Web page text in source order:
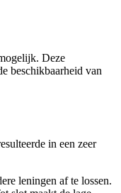
Deze
beschikbaarheid van
in een zeer
leningen af te lossen.